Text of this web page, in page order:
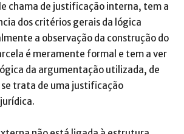
chama de justificação interna, tem a
dos critérios gerais da lógica
a observação da construção do
é meramente formal e tem a ver
da argumentação utilizada, de
trata de uma justificação